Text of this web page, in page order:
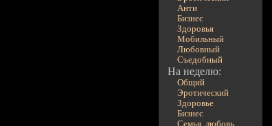
Анти
Бизнес
Здоровья
Мобильный
Любовный
Съедобный
На неделю:
Общий
Эротический
Здоровье
Бизнес
Семья, любовь